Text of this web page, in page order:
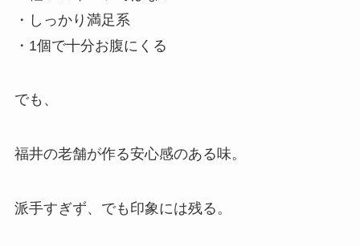
・しっかり満足系
・1個で十分お腹にくる
でも、
福井の老舗が作る安心感のある味。
派手すぎず、でも印象には残る。